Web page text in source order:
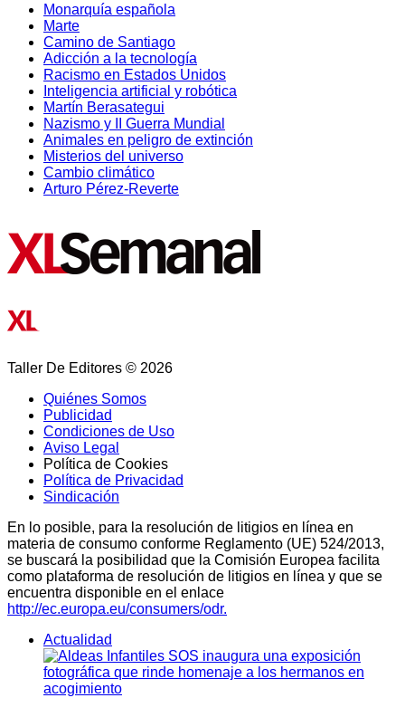
Monarquía española
Marte
Camino de Santiago
Adicción a la tecnología
Racismo en Estados Unidos
Inteligencia artificial y robótica
Martín Berasategui
Nazismo y II Guerra Mundial
Animales en peligro de extinción
Misterios del universo
Cambio climático
Arturo Pérez-Reverte
Taller De Editores © 2026
Quiénes Somos
Publicidad
Condiciones de Uso
Aviso Legal
Política de Cookies
Política de Privacidad
Sindicación
En lo posible, para la resolución de litigios en línea en
materia de consumo conforme Reglamento (UE) 524/2013,
se buscará la posibilidad que la Comisión Europea facilita
como plataforma de resolución de litigios en línea y que se
encuentra disponible en el enlace
http://ec.europa.eu/consumers/odr.
Actualidad